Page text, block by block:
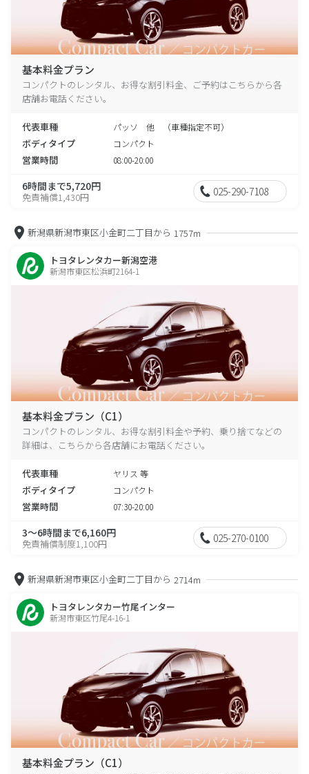
基本料金プラン
コンパクトのレンタル、お得な割引料金、ご予約はこちらから各
店舗お電話ください。
代表車種 パッソ 他 （車種指定不可）
ボディタイプ コンパクト
営業時間 08:00-20:00
6時間まで5,720円
免責補償1,430円 025-290-7108
新潟県新潟市東区小金町二丁目から 1757m
トヨタレンタカー新潟空港
新潟市東区松浜町2164-1
基本料金プラン（C1）
コンパクトのレンタル、お得な割引料金や予約、乗り捨てなどの
詳細は、こちらから各店舗にお電話ください。
代表車種 ヤリス 等
ボディタイプ コンパクト
営業時間 07:30-20:00
3～6時間まで6,160円
免責補償制度1,100円 025-270-0100
新潟県新潟市東区小金町二丁目から 2714m
トヨタレンタカー竹尾インター
新潟市東区竹尾4-16-1
基本料金プラン（C1）